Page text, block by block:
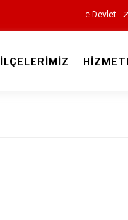
e-Devlet
İLÇELERİMİZ